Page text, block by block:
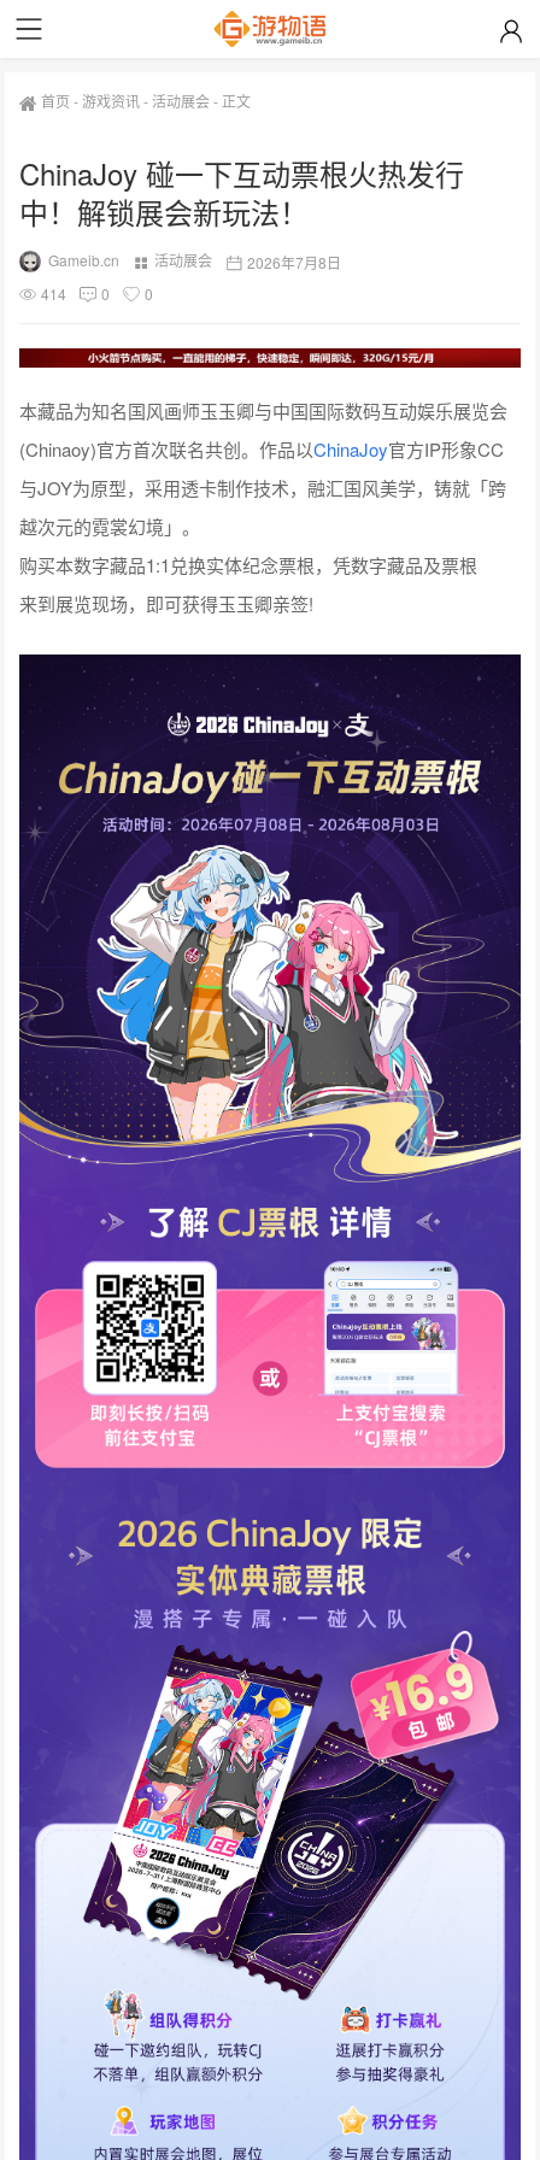
首页 -游戏资讯-活动展会- 正文
ChinaJoy 碰一下互动票根火热发行
中！解锁展会新玩法！
Gameib.cn 活动展会
2026年7月8日
414
0 0
本藏品为知名国风画师玉玉卿与中国国际数码互动娱乐展览会
(Chinaoy)官方首次联名共创。作品以ChinaJoy官方IP形象CC
与JOY为原型，采用透卡制作技术，融汇国风美学，铸就「跨
越次元的霓裳幻境」。
购买本数字藏品1:1兑换实体纪念票根，凭数字藏品及票根
来到展览现场，即可获得玉玉卿亲签!